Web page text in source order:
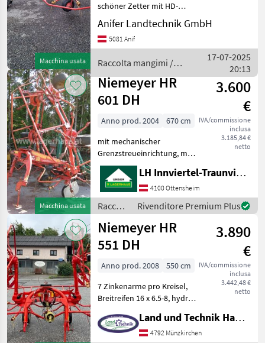
Macchina usata
schöner Zetter mit HD-
Hochstellung,
Grenzstreueinrichtung, 3-
Punkt Anhängung ,
Schwadgetriebe
Vermittlungsverkauf
Sollevamento: Rego
Anifer Landtechnik GmbH
5081 Anif
Raccolta mangimi /
Niemeyer
17-07-2025
20:13
Macchina usata
Niemeyer HR
601 DH
3.600
€
IVA/commissione
inclusa
3.185,84 €
netto
Anno prod. 2004
670 cm
mit mechanischer
Grenzstreueinrichtung, mit
Gelenkwelle, mit
Schwenkbock;
Artnr.:0131162, Standort
der Maschine: Ottensheim
Voltafieno portato Raccolta
mangimi Voltafi
LH Innviertel-Traunviertel-Urfahr eGen, Ottensheim
4100 Ottensheim
Raccolta
mangimi
/
Niemeyer
Rivenditore Premium Plus
Niemeyer HR
551 DH
3.890
€
IVA/commissione
inclusa
3.442,48 €
netto
Anno prod. 2008
550 cm
7 Zinkenarme pro Kreisel,
Breitreifen 16 x 6.5-8, hydr.
Eigengewicht, Gelenkwelle,
Sollevamento: Regolazione
Land und Technik HandelsgesmbH
4792 Münzkirchen